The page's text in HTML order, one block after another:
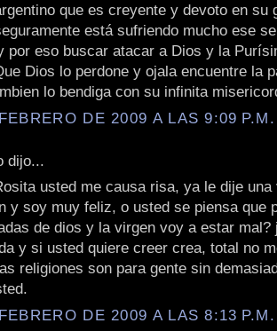
que es creyente y devoto en su
está sufriendo mucho ese
por eso buscar atacar a Dios y la
Dios lo perdone y ojala encuentre la
lo bendiga con su infinita
DE 2009 A LAS 9:09 P.M.
dijo...
usted me causa risa, ya le dije
y soy muy feliz, o usted se piensa que
de dios y la virgen voy a estar mal?
y si usted quiere creer crea, total no
religiones son para gente sin
DE 2009 A LAS 8:13 P.M.